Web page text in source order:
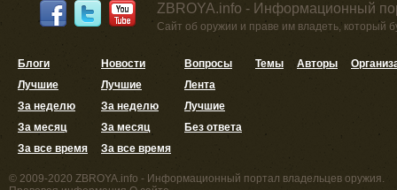
ZBROYA.info - Информационный
Сайт об оружии и праве им владеть, который
Блоги
Лучшие
За неделю
За месяц
За все время
Новости
Лучшие
За неделю
За месяц
За все время
Вопросы
Лента
Лучшие
Без ответа
Темы Авторы
© 2009-2020 ZBROYA.info - Информационный портал владельцев оружия.